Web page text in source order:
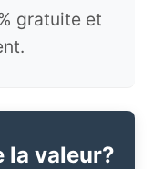
gratuite et
la valeur?